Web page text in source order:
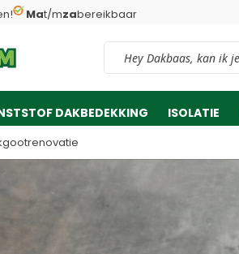
Mat/mzabereikbaar
Vind snel jouw product
DAKBEDEKKING ISOLATIE